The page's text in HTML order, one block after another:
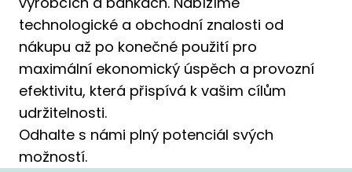
technologické a obchodní znalosti od
nákupu až po konečné použití pro
maximální ekonomický úspěch a provozní
efektivitu, která přispívá k vašim cílům
udržitelnosti.
Odhalte s námi plný potenciál svých
možností.